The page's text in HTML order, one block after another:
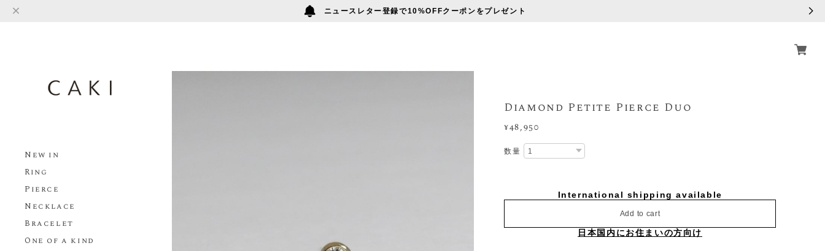
ニュースレター登録で10%OFFクーポンをプレゼント
New in
Ring
Pierce
Necklace
Bracelet
One of a kind
Diamond Petite Pierce Duo
¥48,950
数量
International shipping available
Add to cart
日本国内にお住まいの方向け